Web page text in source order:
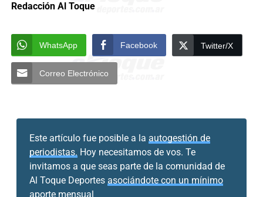
Redacción Al Toque
WhatsApp Facebook Twitter/X
Correo Electrónico
Este artículo fue posible a la autogestión de
periodistas. Hoy necesitamos de vos. Te
invitamos a que seas parte de la comunidad de
Al Toque Deportes asociándote con un mínimo
aporte mensual